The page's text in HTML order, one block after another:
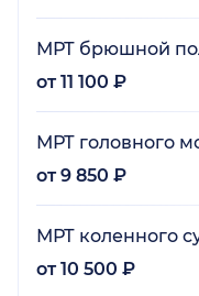
МРТ брюшной
от 11 100 ₽
МРТ головного
от 9 850 ₽
МРТ коленного
от 10 500 ₽